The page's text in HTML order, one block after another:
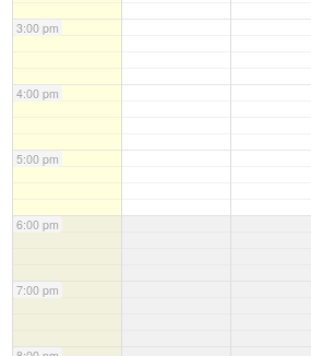
3:00 pm
4:00 pm
5:00 pm
6:00 pm
7:00 pm